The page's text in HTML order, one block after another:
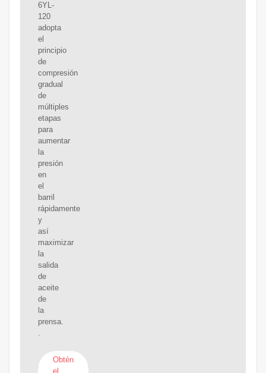
6YL-
120
adopta
el
principio
de
compresión
gradual
de
múltiples
etapas
para
aumentar
la
presión
en
el
barril
rápidamente
y
así
maximizar
la
salida
de
aceite
de
la
prensa.
.
Obtén
el